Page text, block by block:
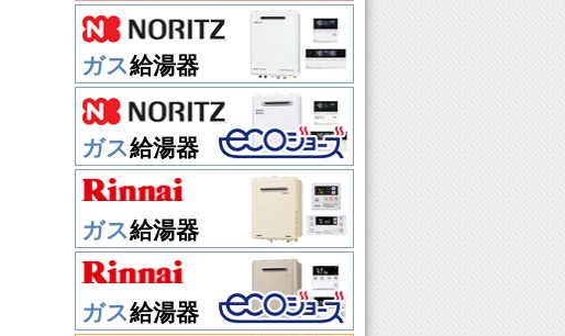
ガス給湯器
ガス給湯器
ガス給湯器
ガス給湯器